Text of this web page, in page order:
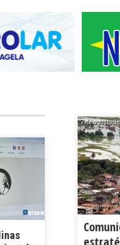
7 de agosto